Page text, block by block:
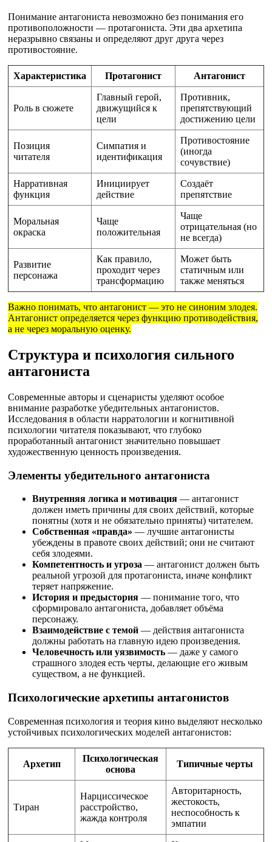
Понимание антагониста невозможно без понимания его
противоположности — протагониста. Эти два архетипа
неразрывно связаны и определяют друг друга через
противостояние.
Характеристика Протагонист Антагонист
Роль в сюжете
Главный герой,
движущийся к
цели
Противник,
препятствующий
достижению цели
Позиция
читателя
Симпатия и
идентификация
Противостояние
(иногда
сочувствие)
Нарративная
функция
Инициирует
действие
Создаёт
препятствие
Моральная
окраска
Чаще
положительная
Чаще
отрицательная (но
не всегда)
Развитие
персонажа
Как правило,
проходит через
трансформацию
Может быть
статичным или
также меняться
Важно понимать, что антагонист — это не синоним злодея.
Антагонист определяется через функцию противодействия,
а не через моральную оценку.
Структура и психология сильного
антагониста
Современные авторы и сценаристы уделяют особое
внимание разработке убедительных антагонистов.
Исследования в области нарратологии и когнитивной
психологии читателя показывают, что глубоко
проработанный антагонист значительно повышает
художественную ценность произведения.
Элементы убедительного антагониста
Внутренняя логика и мотивация — антагонист
должен иметь причины для своих действий, которые
понятны (хотя и не обязательно приняты) читателем.
Собственная «правда» — лучшие антагонисты
убеждены в правоте своих действий; они не считают
себя злодеями.
Компетентность и угроза — антагонист должен быть
реальной угрозой для протагониста, иначе конфликт
теряет напряжение.
История и предыстория — понимание того, что
сформировало антагониста, добавляет объёма
персонажу.
Взаимодействие с темой — действия антагониста
должны работать на главную идею произведения.
Человечность или уязвимость — даже у самого
страшного злодея есть черты, делающие его живым
существом, а не функцией.
Психологические архетипы антагонистов
Современная психология и теория кино выделяют несколько
устойчивых психологических моделей антагонистов:
Архетип
Психологическая
основа
Типичные черты
Тиран
Нарциссическое
расстройство,
жажда контроля
Авторитарность,
жестокость,
неспособность к
эмпатии